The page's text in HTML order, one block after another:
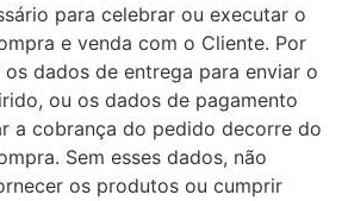
para celebrar ou executar o
e venda com o Cliente. Por
os dados de entrega para enviar o
ou os dados de pagamento
a cobrança do pedido decorre do
Sem esses dados, não
os produtos ou cumprir